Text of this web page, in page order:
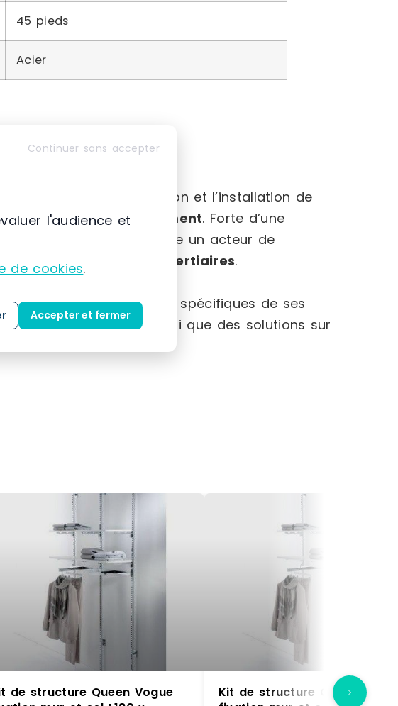
45 pieds
Acier
Rhône-Alpes
la commercialisation et l’installation de
et aurangement. Forte d’une
s’impose comme un acteur de
espaces industriels et tertiaires.
métiers et des besoins spécifiques de ses
complète de produits ainsi que des solutions sur
de structure Queen Vogue
Kit de structure Queen
Continuer sans accepter
l'audience et
de cookies.
Accepter et fermer